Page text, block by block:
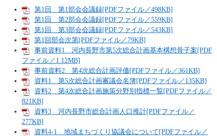
第1回 第1部会会議録[PDFファイル／498KB]
第1回 第2部会会議録[PDFファイル／559KB]
第1回 第3部会会議録[PDFファイル／543KB]
第1回部会次第[PDFファイル／79KB]
事前資料1 河内長野市第5次総合計画基本構想骨子案[PDF
ファイル／1.12MB]
事前資料2 第4次総合計画評価[PDFファイル／361KB]
資料1 第5次総合計画審議会名簿[PDFファイル／135KB]
資料2 第4次総合計画施策分野別指標一覧[PDFファイル／
821KB]
資料3 河内長野市総合計画人口推計[PDFファイル／
277KB]
資料4-1 地域まちづくり協議会について[PDFファイル／